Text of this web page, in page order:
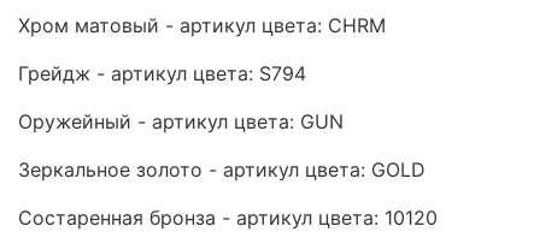
Хром матовый - артикул цвета: CHRM
Грейдж - артикул цвета: S794
Оружейный - артикул цвета: GUN
Зеркальное золото - артикул цвета: GOLD
Состаренная бронза - артикул цвета: 10120